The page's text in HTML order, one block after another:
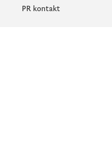
PR kontakt